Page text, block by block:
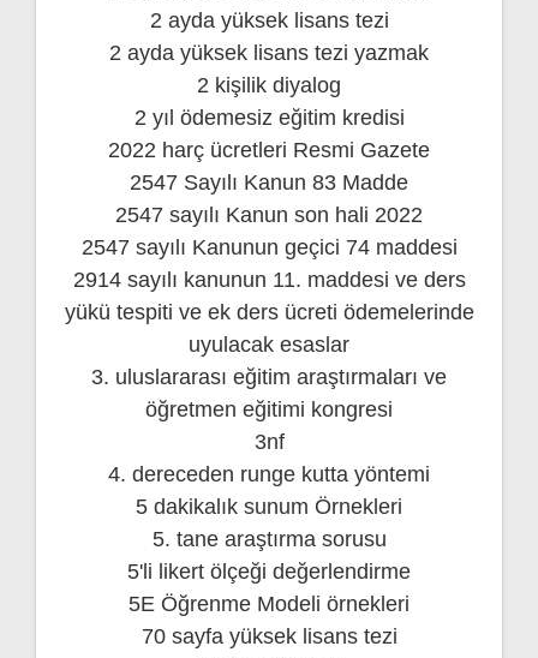
2 ayda yüksek lisans tezi
2 ayda yüksek lisans tezi yazmak
2 kişilik diyalog
2 yıl ödemesiz eğitim kredisi
2022 harç ücretleri Resmi Gazete
2547 Sayılı Kanun 83 Madde
2547 sayılı Kanun son hali 2022
2547 sayılı Kanunun geçici 74 maddesi
2914 sayılı kanunun 11. maddesi ve ders
yükü tespiti ve ek ders ücreti ödemelerinde
uyulacak esaslar
3. uluslararası eğitim araştırmaları ve
öğretmen eğitimi kongresi
3nf
4. dereceden runge kutta yöntemi
5 dakikalık sunum Örnekleri
5. tane araştırma sorusu
5'li likert ölçeği değerlendirme
5E Öğrenme Modeli örnekleri
70 sayfa yüksek lisans tezi